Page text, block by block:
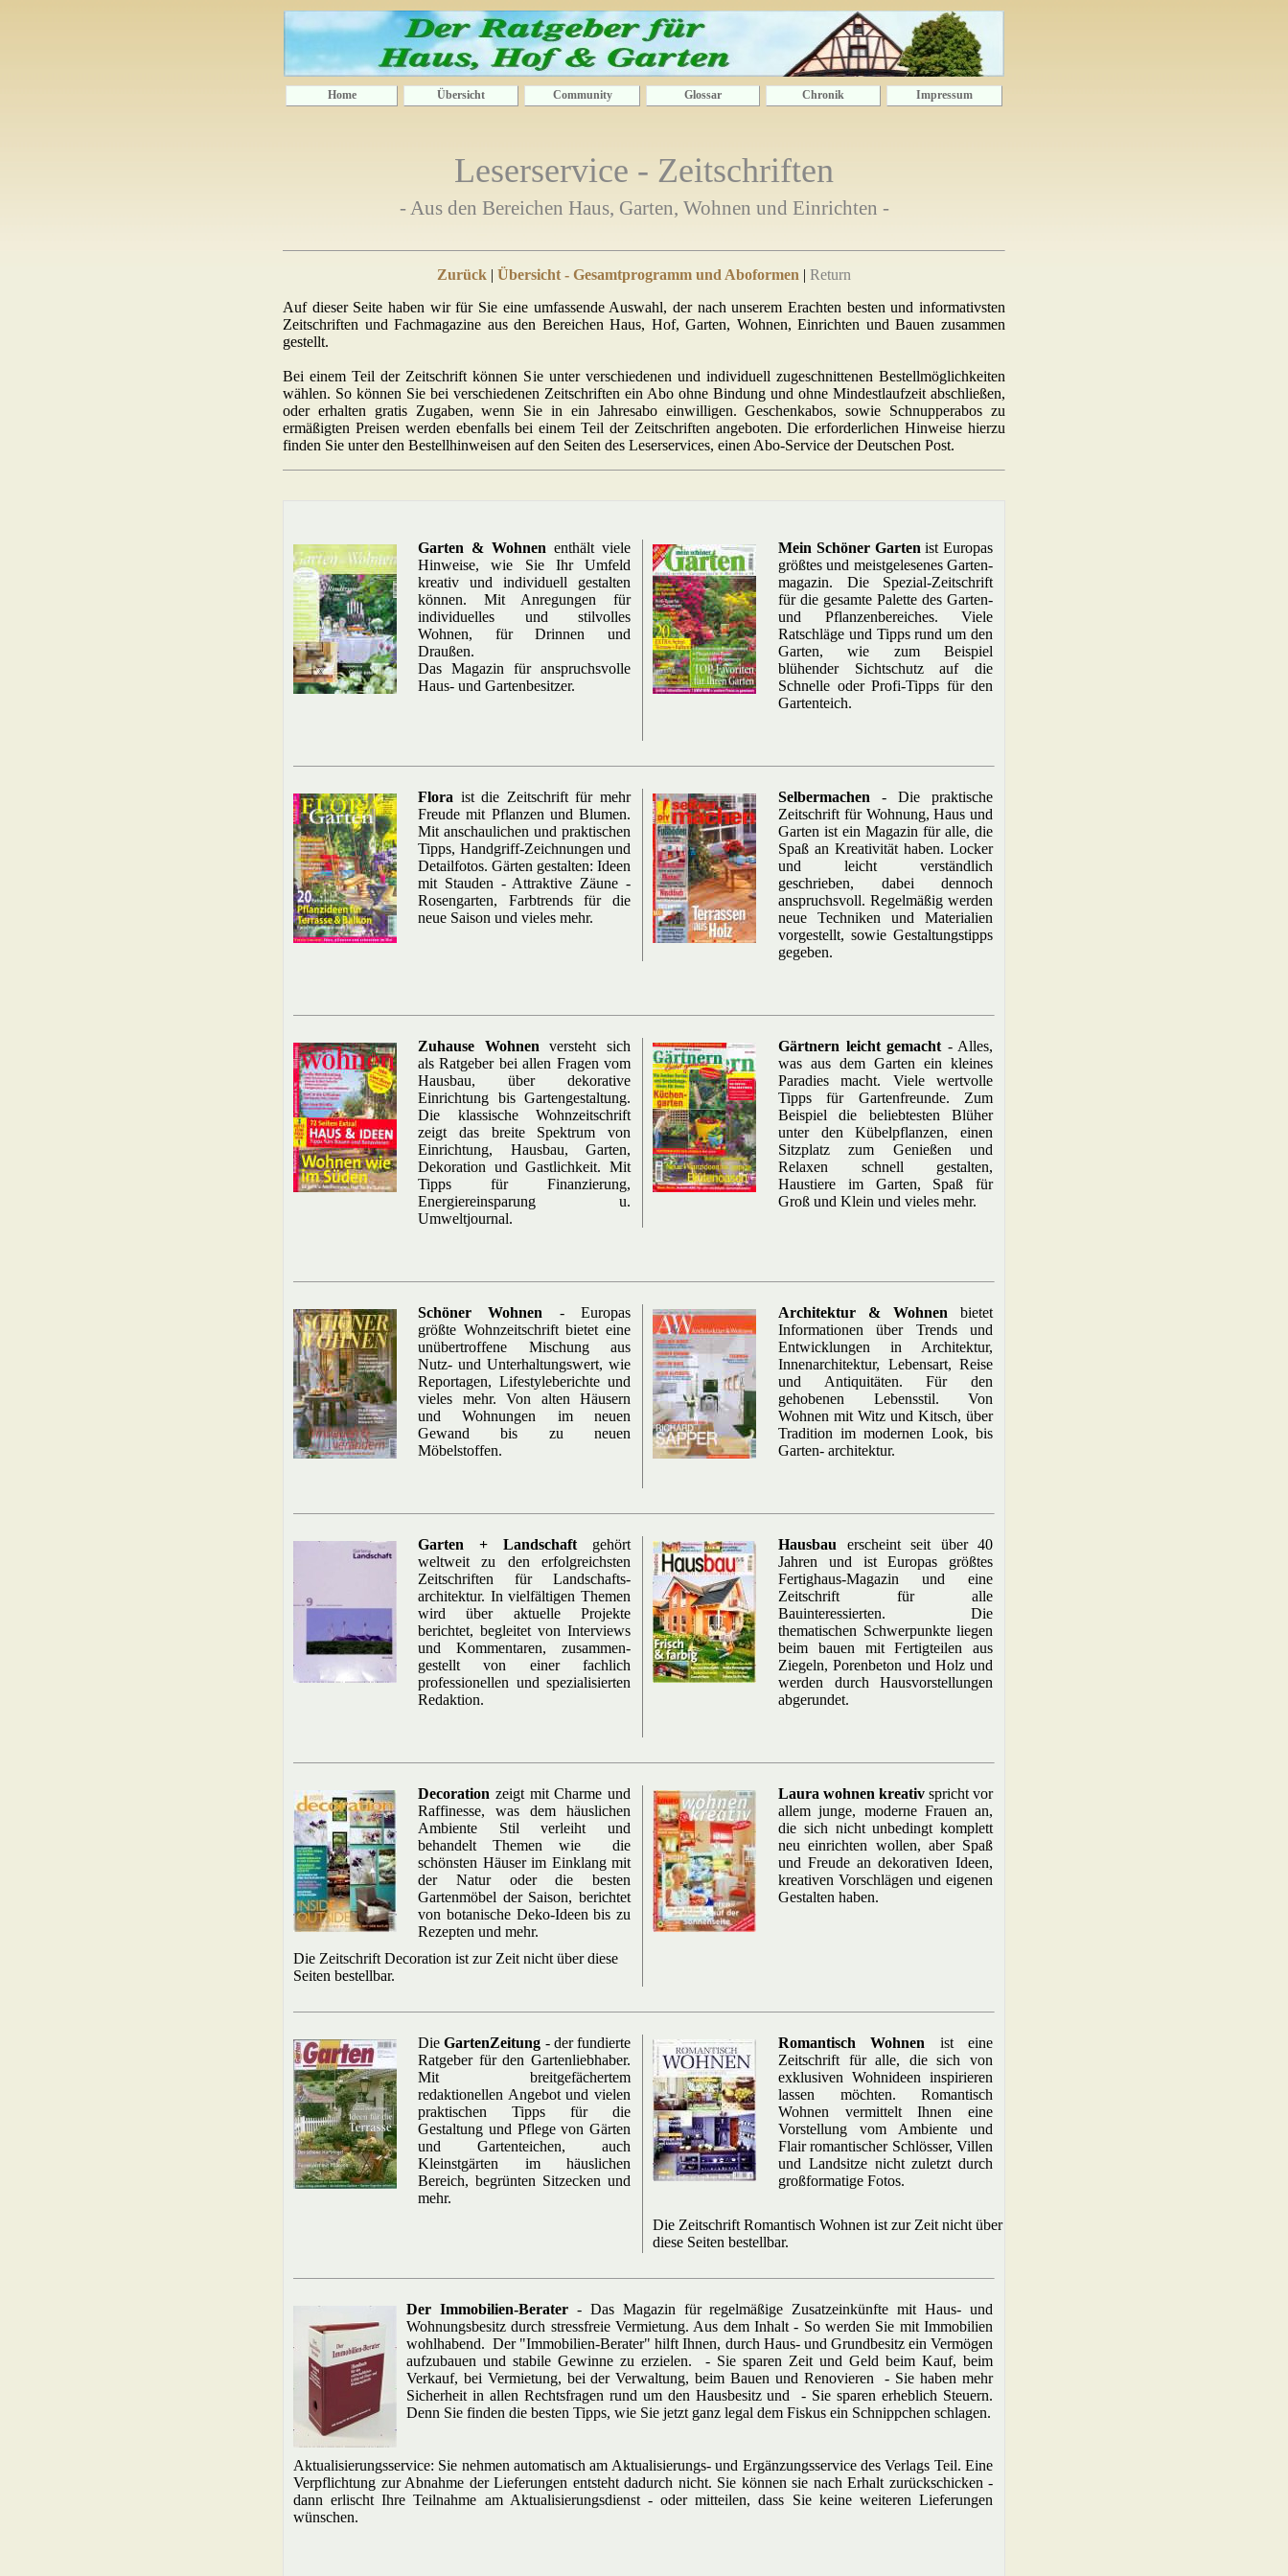
Home Übersicht Community Glossar Chronik Impressum
Leserservice - Zeitschriften
- Aus den Bereichen Haus, Garten, Wohnen und Einrichten -
Zurück | Übersicht - Gesamtprogramm und Aboformen | Return
Auf dieser Seite haben wir für Sie eine umfassende Auswahl, der nach unserem Erachten besten und informativsten
Zeitschriften und Fachmagazine aus den Bereichen Haus, Hof, Garten, Wohnen, Einrichten und Bauen zusammen
gestellt.
Bei einem Teil der Zeitschrift können Sie unter verschiedenen und individuell zugeschnittenen Bestellmöglichkeiten
wählen. So können Sie bei verschiedenen Zeitschriften ein Abo ohne Bindung und ohne Mindestlaufzeit abschließen,
oder erhalten gratis Zugaben, wenn Sie in ein Jahresabo einwilligen. Geschenkabos, sowie Schnupperabos zu
ermäßigten Preisen werden ebenfalls bei einem Teil der Zeitschriften angeboten. Die erforderlichen Hinweise hierzu
finden Sie unter den Bestellhinweisen auf den Seiten des Leserservices, einen Abo-Service der Deutschen Post.
Garten & Wohnen enthält viele
Hinweise, wie Sie Ihr Umfeld
kreativ und individuell gestalten
können. Mit Anregungen für
individuelles und stilvolles
Wohnen, für Drinnen und
Draußen.
Das Magazin für anspruchsvolle
Haus- und Gartenbesitzer.
Mein Schöner Garten ist Europas
größtes und meistgelesenes Garten-
magazin. Die Spezial-Zeitschrift
für die gesamte Palette des Garten-
und Pflanzenbereiches. Viele
Ratschläge und Tipps rund um den
Garten, wie zum Beispiel
blühender Sichtschutz auf die
Schnelle oder Profi-Tipps für den
Gartenteich.
Flora ist die Zeitschrift für mehr
Freude mit Pflanzen und Blumen.
Mit anschaulichen und praktischen
Tipps, Handgriff-Zeichnungen und
Detailfotos. Gärten gestalten: Ideen
mit Stauden - Attraktive Zäune -
Rosengarten, Farbtrends für die
neue Saison und vieles mehr.
Selbermachen - Die praktische
Zeitschrift für Wohnung, Haus und
Garten ist ein Magazin für alle, die
Spaß an Kreativität haben. Locker
und leicht verständlich
geschrieben, dabei dennoch
anspruchsvoll. Regelmäßig werden
neue Techniken und Materialien
vorgestellt, sowie Gestaltungstipps
gegeben.
Zuhause Wohnen versteht sich
als Ratgeber bei allen Fragen vom
Hausbau, über dekorative
Einrichtung bis Gartengestaltung.
Die klassische Wohnzeitschrift
zeigt das breite Spektrum von
Einrichtung, Hausbau, Garten,
Dekoration und Gastlichkeit. Mit
Tipps für Finanzierung,
Energiereinsparung u.
Umweltjournal.
Gärtnern leicht gemacht - Alles,
was aus dem Garten ein kleines
Paradies macht. Viele wertvolle
Tipps für Gartenfreunde. Zum
Beispiel die beliebtesten Blüher
unter den Kübelpflanzen, einen
Sitzplatz zum Genießen und
Relaxen schnell gestalten,
Haustiere im Garten, Spaß für
Groß und Klein und vieles mehr.
Schöner Wohnen - Europas
größte Wohnzeitschrift bietet eine
unübertroffene Mischung aus
Nutz- und Unterhaltungswert, wie
Reportagen, Lifestyleberichte und
vieles mehr. Von alten Häusern
und Wohnungen im neuen
Gewand bis zu neuen
Möbelstoffen.
Architektur & Wohnen bietet
Informationen über Trends und
Entwicklungen in Architektur,
Innenarchitektur, Lebensart, Reise
und Antiquitäten. Für den
gehobenen Lebensstil. Von
Wohnen mit Witz und Kitsch, über
Tradition im modernen Look, bis
Garten- architektur.
Garten + Landschaft gehört
weltweit zu den erfolgreichsten
Zeitschriften für Landschafts-
architektur. In vielfältigen Themen
wird über aktuelle Projekte
berichtet, begleitet von Interviews
und Kommentaren, zusammen-
gestellt von einer fachlich
professionellen und spezialisierten
Redaktion.
Hausbau erscheint seit über 40
Jahren und ist Europas größtes
Fertighaus-Magazin und eine
Zeitschrift für alle
Bauinteressierten. Die
thematischen Schwerpunkte liegen
beim bauen mit Fertigteilen aus
Ziegeln, Porenbeton und Holz und
werden durch Hausvorstellungen
abgerundet.
Decoration zeigt mit Charme und
Raffinesse, was dem häuslichen
Ambiente Stil verleiht und
behandelt Themen wie die
schönsten Häuser im Einklang mit
der Natur oder die besten
Gartenmöbel der Saison, berichtet
von botanische Deko-Ideen bis zu
Rezepten und mehr.
Laura wohnen kreativ spricht vor
allem junge, moderne Frauen an,
die sich nicht unbedingt komplett
neu einrichten wollen, aber Spaß
und Freude an dekorativen Ideen,
kreativen Vorschlägen und eigenen
Gestalten haben.
Die Zeitschrift Decoration ist zur Zeit nicht über diese
Seiten bestellbar.
DieGartenZeitung - der fundierte
Ratgeber für den Gartenliebhaber.
Mit breitgefächertem
redaktionellen Angebot und vielen
praktischen Tipps für die
Gestaltung und Pflege von Gärten
und Gartenteichen, auch
Kleinstgärten im häuslichen
Bereich, begrünten Sitzecken und
mehr.
Romantisch Wohnen ist eine
Zeitschrift für alle, die sich von
exklusiven Wohnideen inspirieren
lassen möchten. Romantisch
Wohnen vermittelt Ihnen eine
Vorstellung vom Ambiente und
Flair romantischer Schlösser, Villen
und Landsitze nicht zuletzt durch
großformatige Fotos.
Die Zeitschrift Romantisch Wohnen ist zur Zeit nicht über
diese Seiten bestellbar.
Der Immobilien-Berater- Das Magazin für regelmäßige Zusatzeinkünfte mit Haus- und
Wohnungsbesitz durch stressfreie Vermietung. Aus dem Inhalt - So werden Sie mit Immobilien
wohlhabend. Der "Immobilien-Berater" hilft Ihnen, durch Haus- und Grundbesitz ein Vermögen
aufzubauen und stabile Gewinne zu erzielen. - Sie sparen Zeit und Geld beim Kauf, beim
Verkauf, bei Vermietung, bei der Verwaltung, beim Bauen und Renovieren - Sie haben mehr
Sicherheit in allen Rechtsfragen rund um den Hausbesitz und - Sie sparen erheblich Steuern.
Denn Sie finden die besten Tipps, wie Sie jetzt ganz legal dem Fiskus ein Schnippchen schlagen.
Aktualisierungsservice: Sie nehmen automatisch am Aktualisierungs- und Ergänzungsservice des Verlags Teil. Eine
Verpflichtung zur Abnahme der Lieferungen entsteht dadurch nicht. Sie können sie nach Erhalt zurückschicken -
dann erlischt Ihre Teilnahme am Aktualisierungsdienst - oder mitteilen, dass Sie keine weiteren Lieferungen
wünschen.